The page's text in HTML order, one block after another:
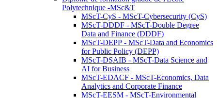
Polytechnique -MSc&T
MScT-CyS - MScT-Cybersecurity (CyS)
MScT-DDDF - MScT-Double Degree
Data and Finance (DDDF)
MScT-DEPP - MScT-Data and Economics
for Public Policy (DEPP)
MScT-DSAIB - MScT-Data Science and
AI for Business
MScT-EDACF - MScT-Economics, Data
Analytics and Corporate Finance
MScT-EESM - MScT-Environmental